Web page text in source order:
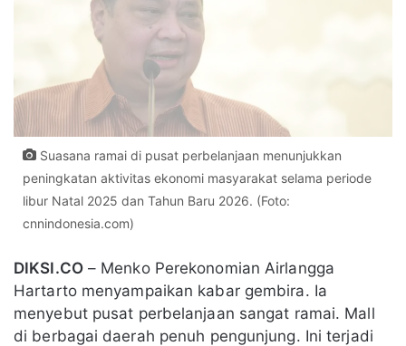
Suasana ramai di pusat perbelanjaan menunjukkan
peningkatan aktivitas ekonomi masyarakat selama periode
libur Natal 2025 dan Tahun Baru 2026. (Foto:
cnnindonesia.com)
DIKSI.CO– Menko Perekonomian Airlangga
Hartarto menyampaikan kabar gembira. Ia
menyebut pusat perbelanjaan sangat ramai. Mall
di berbagai daerah penuh pengunjung. Ini terjadi